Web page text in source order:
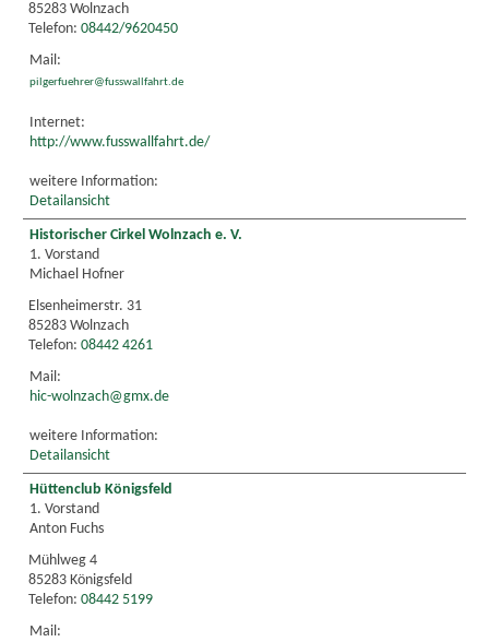
85283 Wolnzach
Telefon: 08442/9620450
Mail:
pilgerfuehrer@fusswallfahrt.de
Internet:
http://www.fusswallfahrt.de/
weitere Information:
Detailansicht
Historischer Cirkel Wolnzach e. V.
1. Vorstand
Michael Hofner
Elsenheimerstr. 31
85283 Wolnzach
Telefon: 08442 4261
Mail:
hic-wolnzach@gmx.de
weitere Information:
Detailansicht
Hüttenclub Königsfeld
1. Vorstand
Anton Fuchs
Mühlweg 4
85283 Königsfeld
Telefon: 08442 5199
Mail: